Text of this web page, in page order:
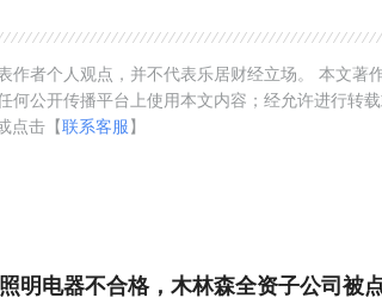
作者个人观点，并不代表乐居财经立场。 本文著
何公开传播平台上使用本文内容；经允许进行转
点击【联系客服】
明电器不合格，木林森全资子公司被